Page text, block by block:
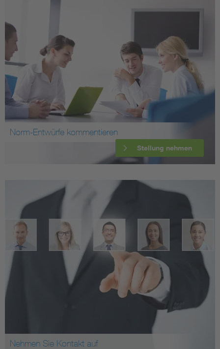
Norm-Entwürfe kommentieren
Stellung nehmen
Nehmen Sie Kontakt auf